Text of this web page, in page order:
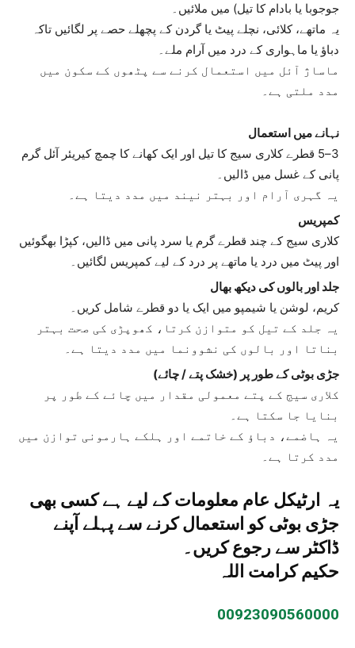
جوجوبا یا بادام کا تیل) میں ملائیں۔
یہ ماتھے، کلائی، نچلے پیٹ یا گردن کے پچھلے حصے پر لگائیں تاکہ
دباؤ یا ماہواری کے درد میں آرام ملے۔
ماساژ آئل میں استعمال کرنے سے پٹھوں کے سکون میں
مدد ملتی ہے۔
نہانے میں استعمال
3–5 قطرے کلاری سیج کا تیل اور ایک کھانے کا چمچ کیریئر آئل گرم
پانی کے غسل میں ڈالیں۔
یہ گہری آرام اور بہتر نیند میں مدد دیتا ہے۔
کمپریس
کلاری سیج کے چند قطرے گرم یا سرد پانی میں ڈالیں، کپڑا بھگوئیں
اور پیٹ میں درد یا ماتھے پر درد کے لیے کمپریس لگائیں۔
جلد اور بالوں کی دیکھ بھال
کریم، لوشن یا شیمپو میں ایک یا دو قطرے شامل کریں۔
یہ جلد کے تیل کو متوازن کرتا، کھوپڑی کی صحت بہتر
بناتا اور بالوں کی نشوونما میں مدد دیتا ہے۔
جڑی بوٹی کے طور پر (خشک پتے / چائے)
کلاری سیج کے پتے معمولی مقدار میں چائے کے طور پر
بنایا جا سکتا ہے۔
یہ ہاضمے، دباؤ کے خاتمے اور ہلکے ہارمونی توازن میں
مدد کرتا ہے۔
یہ ارٹیکل عام معلومات کے لیے ہے کسی بھی
جڑی بوٹی کو استعمال کرنے سے پہلے آپنے
ڈاکٹر سے رجوع کریں۔
حکیم کرامت اللہ
00923090560000